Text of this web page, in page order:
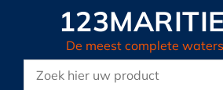
De meest complete